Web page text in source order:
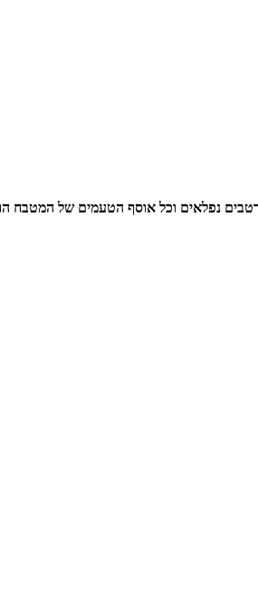
נפלאים וכל אוסף הטעמים של המטבח